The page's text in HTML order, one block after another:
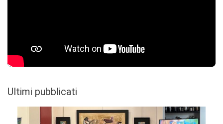
Ultimi pubblicati